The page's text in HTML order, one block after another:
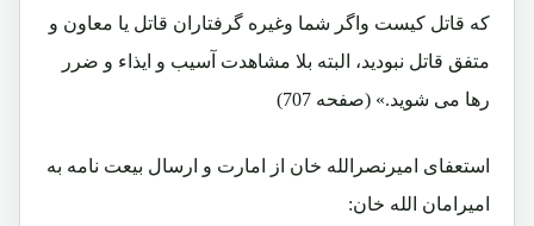
که قاتل کیست واگر شما وغیره گرفتاران قاتل یا معاون و
متفق قاتل نبودید، البته بلا مشاهدت آسیب و ایذاء و ضرر
رها می شوید.» (صفحه 707)
استعفای امیرنصرالله خان از امارت و ارسال بیعت نامه به
امیرامان الله خان: